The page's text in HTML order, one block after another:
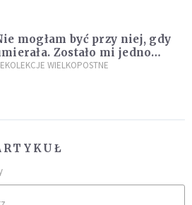
mogłam być przy niej, gdy
Zostało mi jedno
[Siedem Boleści]
WIELKOPOSTNE